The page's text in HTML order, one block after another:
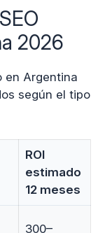
2026
en Argentina
según el tipo
ROI
estimado
12 meses
300–